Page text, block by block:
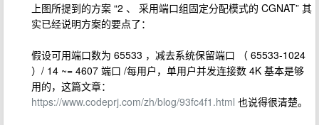
上图所提到的方案 “2 、 采用端口组固定分配模式的 CGNAT” 其
实已经说明方案的要点了：
假设可用端口数为 65533 ，减去系统保留端口 （ 65533-1024
）/ 14 ~= 4607 端口 /每用户，单用户并发连接数 4K 基本是够
用的，这篇文章：
https://www.codeprj.com/zh/blog/93fc4f1.html 也说得很清楚。